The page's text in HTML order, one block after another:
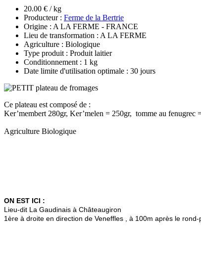
20.00 € / kg
Producteur : Ferme de la Bertrie
Origine : A LA FERME - FRANCE
Lieu de transformation : A LA FERME
Agriculture : Biologique
Type produit : Produit laitier
Conditionnement : 1 kg
Date limite d'utilisation optimale : 30 jours
Ce plateau est composé de :
Ker’membert 280gr, Ker’melen = 250gr, tomme au fenugrec
Agriculture Biologique
ON EST ICI :
Lieu-dit La Gaudinais à Châteaugiron
1ère à droite en direction de Veneffles , à 100m après le